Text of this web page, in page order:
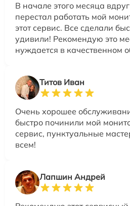
В начале этого месяца
перестал работать мой
этот сервис. Все сделали
удивили! Рекомендую это
нуждается в качественном
Титов Иван
Очень хорошее
быстро починили мой
сервис, пунктуальные
всем!
Лапшин Андрей